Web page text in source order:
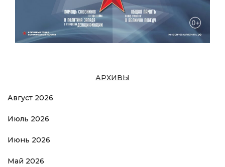
АРХИВЫ
Август 2026
Июль 2026
Июнь 2026
Май 2026